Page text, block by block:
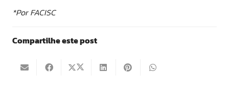
*Por FACISC
Compartilhe este post